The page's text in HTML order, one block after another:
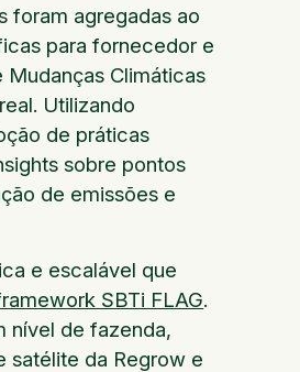
foram agregadas ao
para fornecedor e
Climáticas
Utilizando
de práticas
sobre pontos
de emissões e
e escalável que
SBTi FLAG.
nível de fazenda,
satélite da Regrow e